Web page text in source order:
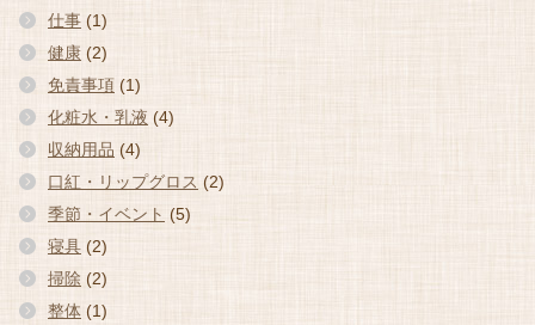
仕事 (1)
健康 (2)
免責事項 (1)
化粧水・乳液 (4)
収納用品 (4)
口紅・リップグロス (2)
季節・イベント (5)
寝具 (2)
掃除 (2)
整体 (1)